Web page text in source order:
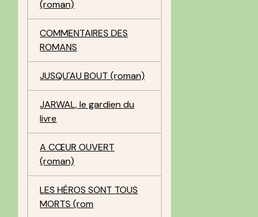
(roman)
COMMENTAIRES DES
ROMANS
JUSQU'AU BOUT (roman)
JARWAL, le gardien du
livre
A CŒUR OUVERT
(roman)
LES HÉROS SONT TOUS
MORTS (rom